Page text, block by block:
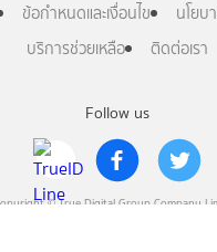
Follow us
© True Digital Group Company
ข้อกำหนดและเงื่อนไข
นโยบ
บริการช่วยเหลือ
ติดต่อเรา